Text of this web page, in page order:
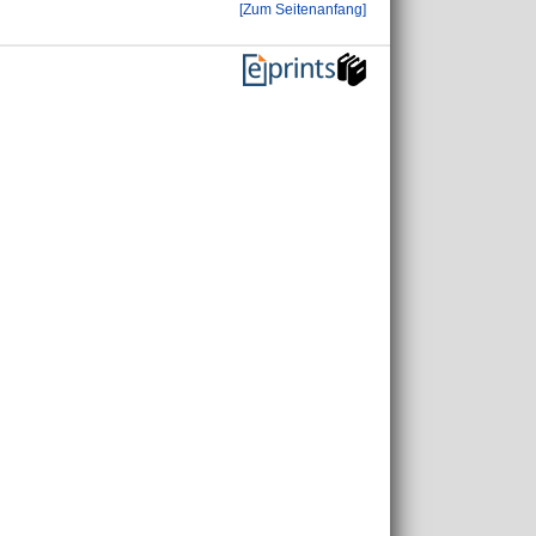
[Zum Seitenanfang]